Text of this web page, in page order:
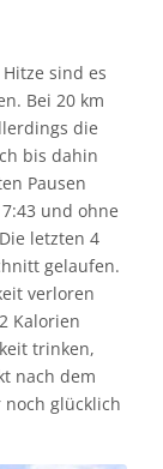
sind es
Bei 20 km
die
bis dahin
Pausen
und ohne
letzten 4
gelaufen.
verloren
Kalorien
trinken,
nach dem
glücklich